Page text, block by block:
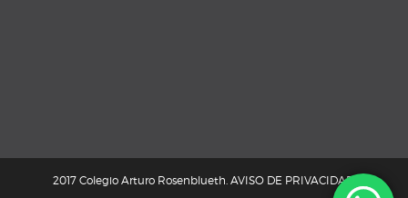
2017 Colegio Arturo Rosenblueth.AVISO DE PRIVACIDAD